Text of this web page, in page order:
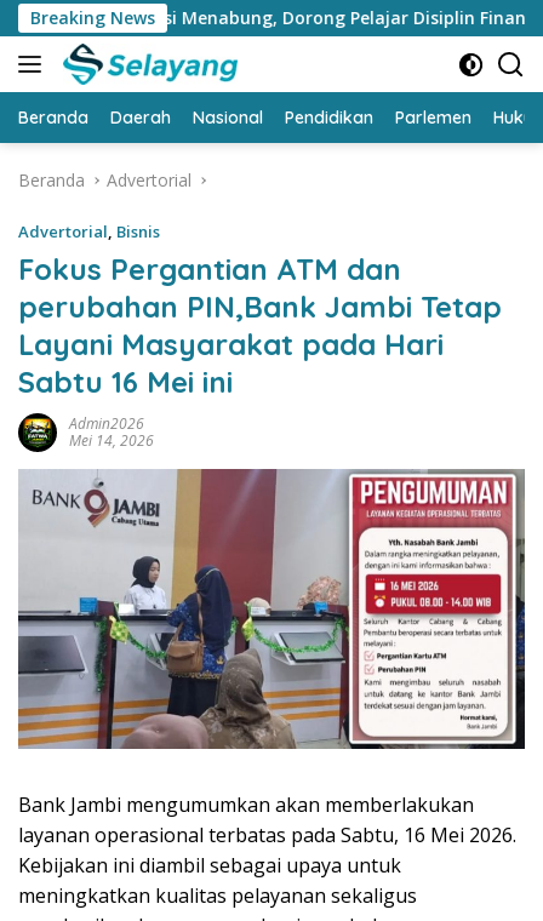
Langsung
ke
konten
Breaking News
Menabung, Dorong Pelajar Disiplin Finansial sejak dini
Beranda Daerah Nasional Pendidikan Parlemen
Beranda Advertorial
Advertorial, Bisnis
Fokus Pergantian ATM dan
perubahan PIN,Bank Jambi Tetap
Layani Masyarakat pada Hari
Sabtu 16 Mei ini
Admin2026
Mei 14, 2026
Bank Jambi mengumumkan akan memberlakukan
layanan operasional terbatas pada Sabtu, 16 Mei 2026.
Kebijakan ini diambil sebagai upaya untuk
meningkatkan kualitas pelayanan sekaligus